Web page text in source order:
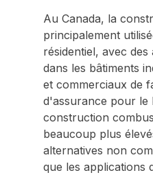
Au Canada, la
principalement
résidentiel, avec
dans les bâtiments
et commerciaux de
d'assurance pour le
construction
beaucoup plus
alternatives non
que les applications